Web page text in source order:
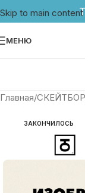
Skip to main content
МЕНЮ
Главная
ЗАКОНЧИЛОСЬ